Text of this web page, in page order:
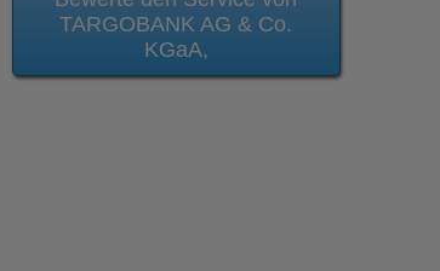
TARGOBANK AG & Co.
KGaA,